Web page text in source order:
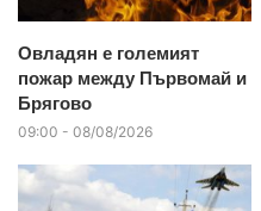
Овладян е големият
пожар между Първомай и
Брягово
09:00 - 08/08/2026